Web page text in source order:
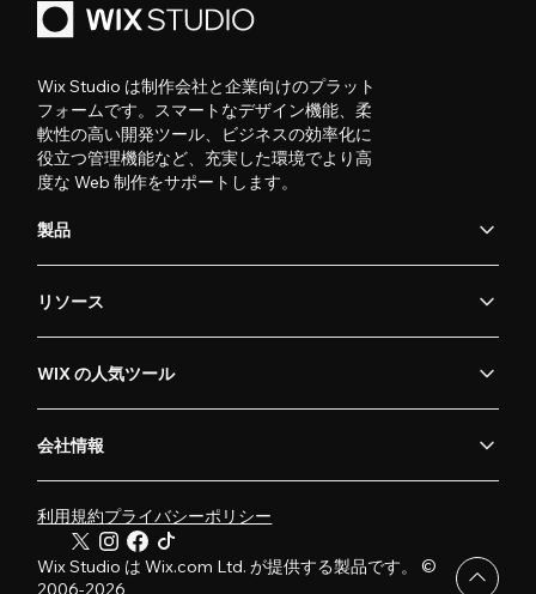
Wix Studio は制作会社と企業向けのプラット
フォームです。スマートなデザイン機能、柔
軟性の高い開発ツール、ビジネスの効率化に
役立つ管理機能など、充実した環境でより高
度な Web 制作をサポートします。
製品
リソース
WIX の人気ツール
会社情報
利用規約プライバシーポリシー
Wix Studio は Wix.com Ltd. が提供する製品です。 ©
2006-2026